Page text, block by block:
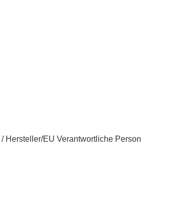
Hersteller/EU Verantwortliche Person